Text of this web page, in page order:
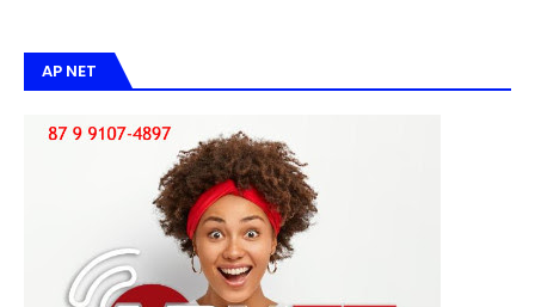
AP NET